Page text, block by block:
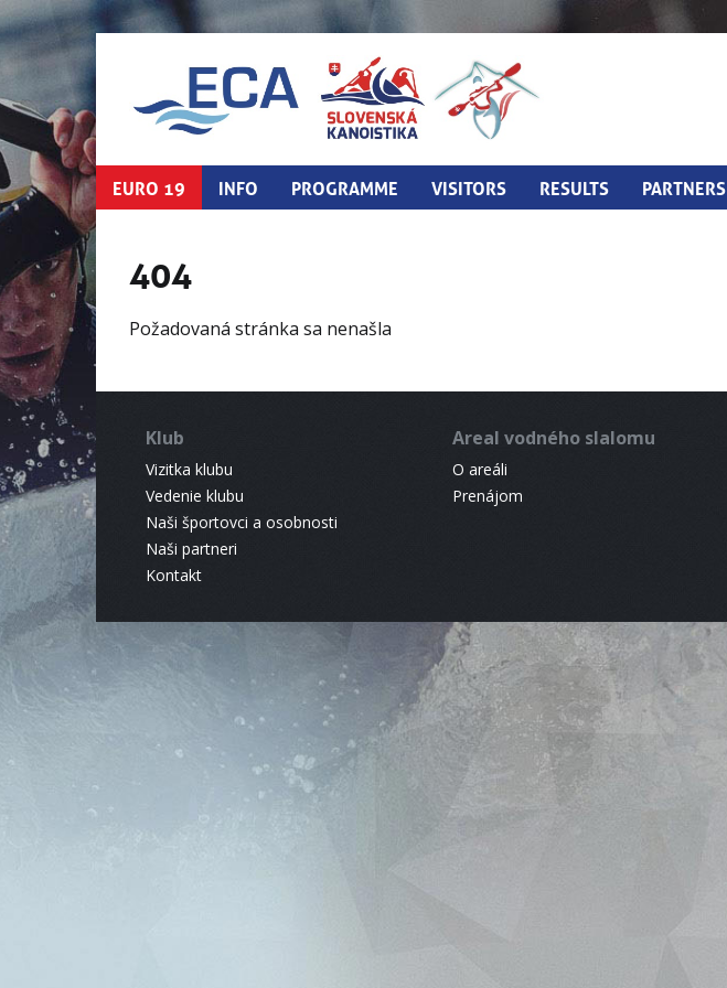
EURO 19 INFO PROGRAMME VISITORS RESULTS PARTNERS
404
Požadovaná stránka sa nenašla
Klub
Vizitka klubu
Vedenie klubu
Naši športovci a osobnosti
Naši partneri
Kontakt
Areal vodného slalomu
O areáli
Prenájom